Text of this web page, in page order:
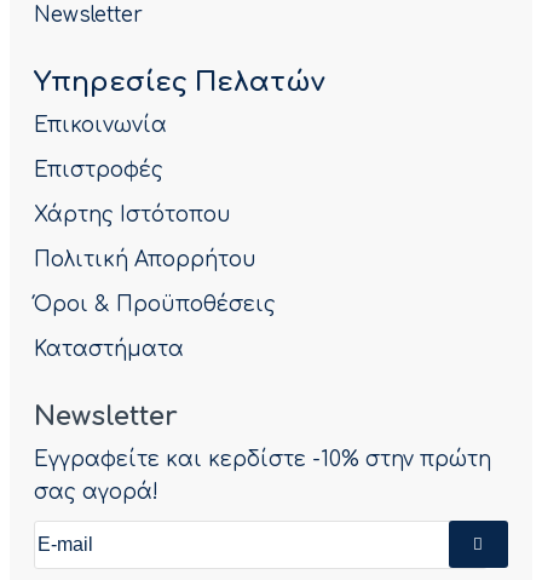
Newsletter
Υπηρεσίες Πελατών
Επικοινωνία
Επιστροφές
Χάρτης Ιστότοπου
Πολιτική Απορρήτου
Όροι & Προϋποθέσεις
Καταστήματα
Newsletter
Εγγραφείτε και κερδίστε -10% στην πρώτη
σας αγορά!